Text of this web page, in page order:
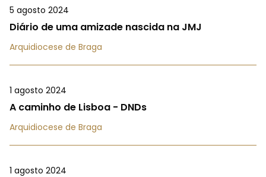
5 agosto 2024
Diário de uma amizade nascida na JMJ
Arquidiocese de Braga
1 agosto 2024
A caminho de Lisboa - DNDs
Arquidiocese de Braga
1 agosto 2024